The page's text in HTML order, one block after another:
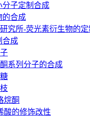
分子定制合成
的合成
究所-荧光素衍生物的
合成
系列分子的合成
烷酮
的修饰改性